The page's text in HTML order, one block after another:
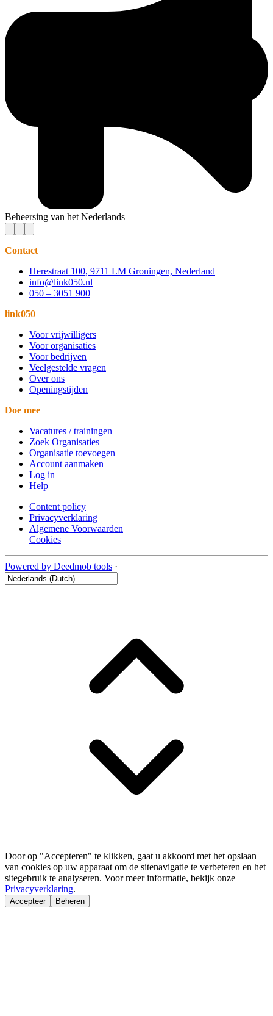
Beheersing van het Nederlands
Contact
Herestraat 100, 9711 LM Groningen, Nederland
info@link050.nl
050 – 3051 900
link050
Voor vrijwilligers
Voor organisaties
Voor bedrijven
Veelgestelde vragen
Over ons
Openingstijden
Doe mee
Vacatures / trainingen
Zoek Organisaties
Organisatie toevoegen
Account aanmaken
Log in
Help
Content policy
Privacyverklaring
Algemene Voorwaarden
Cookies
Powered by Deedmob tools ·
Door op "Accepteren" te klikken, gaat u akkoord met het opslaan
van cookies op uw apparaat om de sitenavigatie te verbeteren en het
sitegebruik te analyseren. Voor meer informatie, bekijk onze
Privacyverklaring.
Accepteer Beheren